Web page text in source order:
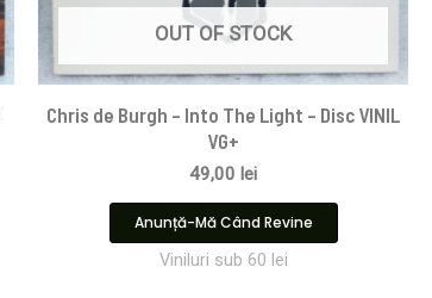
OUT OF STOCK
Chris de Burgh – Into The Light – Disc VINIL
VG+
49,00 lei
Anunță-Mă Când Revine
Viniluri sub 60 lei